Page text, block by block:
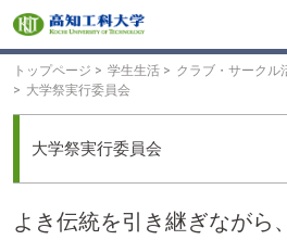
ッ
トップページ 学生生活 クラブ・サークル
大学祭実行委員会
大学祭実行委員会
よき伝統を引き継ぎながら